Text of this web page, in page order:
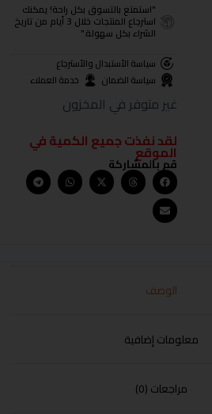
"استمتع بالتسوق بكل راحة! يمكنك
استرجاع المنتجات خلال 3 أيام من تاريخ
الشراء بكل سهولة."
سياسة الأستبدال والأسترجاع
سياسة الضمان
خدمة العملاء
غير متوفر في المخزون
لقد نفذت جميع الكمية في
الموقع
قم بالمشاركة
الوصف
معلومات إضافية
مراجعات (0)